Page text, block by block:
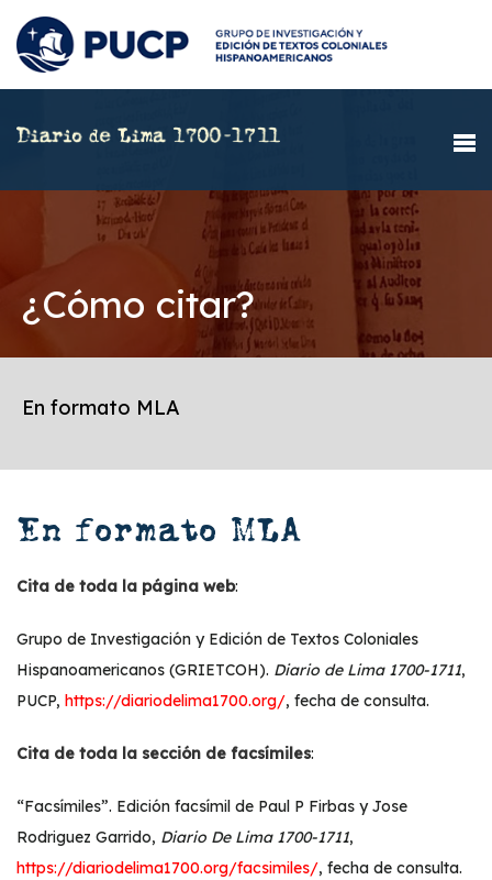
¿Cómo citar?
En formato MLA
En formato MLA
Cita de toda la página web:
Grupo de Investigación y Edición de Textos Coloniales
Hispanoamericanos (GRIETCOH). Diario de Lima 1700-1711,
PUCP, https://diariodelima1700.org/, fecha de consulta.
Cita de toda la sección de facsímiles:
“Facsímiles”. Edición facsímil de Paul P Firbas y Jose
Rodriguez Garrido, Diario De Lima 1700-1711,
https://diariodelima1700.org/facsimiles/, fecha de consulta.